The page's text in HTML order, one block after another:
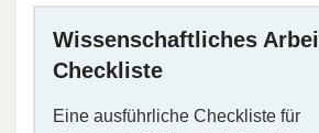
Wissenschaftliches
Checkliste
Eine ausführliche Checkliste für